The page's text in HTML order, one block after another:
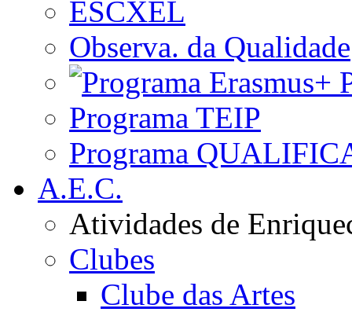
ESCXEL
Observa. da Qualidade
Programa TEIP
Programa
A.E.C.
Atividades de
Clubes
Clube das Artes